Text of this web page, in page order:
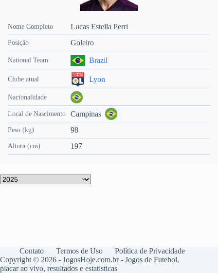
Nome Completo Lucas Estella Perri
Posição Goleiro
National Team Brazil
Clube atual Lyon
Nacionalidade
Local de Nascimento Campinas
Peso (kg) 98
Altura (cm) 197
Contato Termos de Uso
Política de Privacidade
Copyright © 2026 - JogosHoje.com.br - Jogos de Futebol,
placar ao vivo, resultados e estatisticas